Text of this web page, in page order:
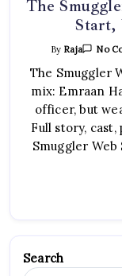
The
Start,
By Raja No
The Smuggler
mix: Emraan
officer, but
Full story, cast,
Smuggler
Search